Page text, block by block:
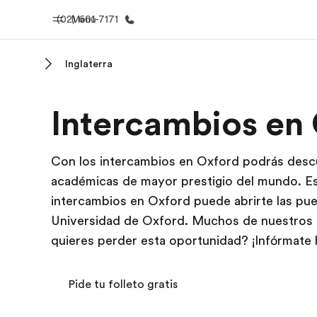
Menú
(02) 601-7171
Bienvenido a EF Ver todo lo
Inglaterra
Intercambios en
Con los intercambios en Oxford podrás
académicas de mayor prestigio del mundo.
intercambios en Oxford puede abrirte las
Universidad de Oxford. Muchos de
quieres perder esta oportunidad? ¡Infórmate
Pide tu folleto gratis